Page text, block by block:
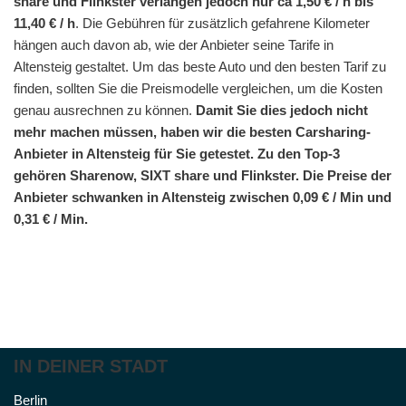
11,40 € / h. Die Gebühren für zusätzlich gefahrene Kilometer
hängen auch davon ab, wie der Anbieter seine Tarife in
Altensteig gestaltet. Um das beste Auto und den besten Tarif zu
finden, sollten Sie die Preismodelle vergleichen, um die Kosten
genau ausrechnen zu können. Damit Sie dies jedoch nicht
mehr machen müssen, haben wir die besten Carsharing-
Anbieter in Altensteig für Sie getestet. Zu den Top-3
gehören Sharenow, SIXT share und Flinkster. Die Preise der
Anbieter schwanken in Altensteig zwischen 0,09 € / Min und
0,31 € / Min.
IN DEINER STADT
Berlin